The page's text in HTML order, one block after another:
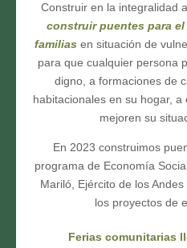
Construir en la integralidad
construir puentes para
familias en situación de
para que cualquier persona
digno, a formaciones de
habitacionales en su hogar,
mejoren su
En 2023 construimos
programa de Economía
Mariló, Ejército de los
los proyectos de
Ferias comunitarias